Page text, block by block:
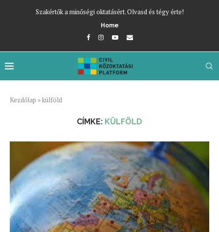
Szakértők a minőségi oktatásért. Olvasd és tégy érte!
Home
Kezdőlap »külföld
CÍMKE: KÜLFÖLD